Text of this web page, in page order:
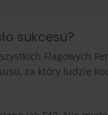
sukcesu?
Flagowych
za który ludzie